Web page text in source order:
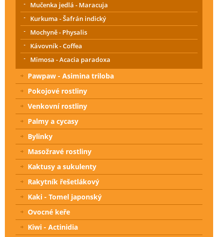
Mučenka jedlá - Maracuja
Kurkuma - Šafrán indický
Mochyně - Physalis
Kávovník - Coffea
Mimosa - Acacia paradoxa
Pawpaw - Asimina triloba
Pokojové rostliny
Venkovní rostliny
Palmy a cycasy
Bylinky
Masožravé rostliny
Kaktusy a sukulenty
Rakytník řešetlákový
Kaki - Tomel japonský
Ovocné keře
Kiwi - Actinidia